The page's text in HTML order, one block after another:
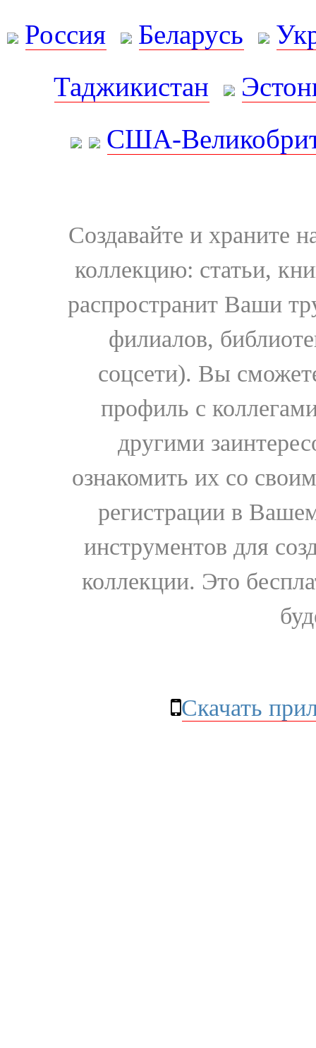
Россия Беларусь
Таджикистан
США-
Создавайте и храните
коллекцию: статьи,
распространит Ваши
филиалов,
соцсети). Вы
профиль с
другими
ознакомить их со
регистрации в
инструментов для
коллекции. Это
Скачать